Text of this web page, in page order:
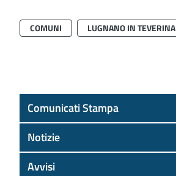
COMUNI LUGNANO IN TEVERINA
Comunicati Stampa
Notizie
Avvisi